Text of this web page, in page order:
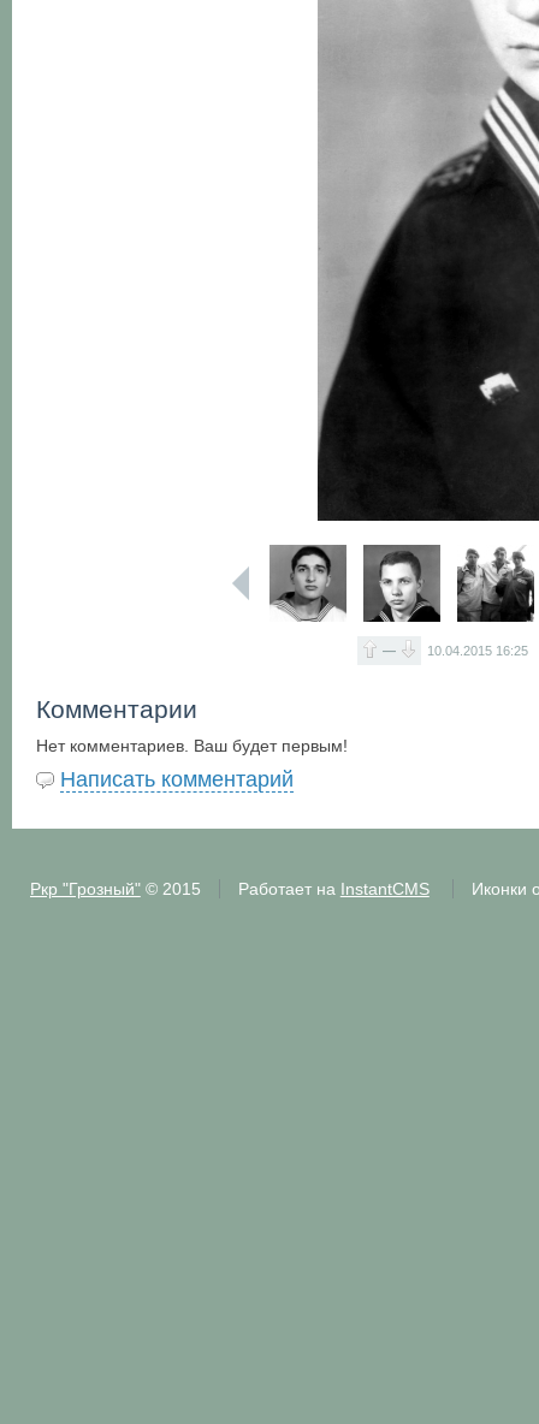
— 10.04.2015 16:25
Комментарии
Нет комментариев. Ваш будет первым!
Написать комментарий
Ркр "Грозный"© 2015 Работает на InstantCMS Иконки